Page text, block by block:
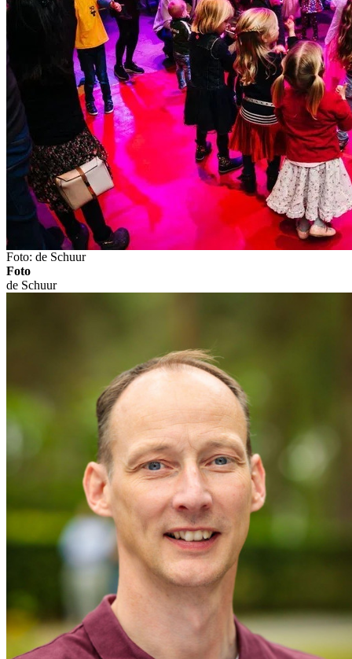
Foto: de Schuur
Foto
de Schuur